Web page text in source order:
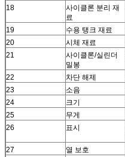
18
사이클론 분리 재
료
19 수용 탱크 재료
20
시체 재료
21
사이클론/실린더
밀봉
22 차단 해제
23
소음
24
크기
25
무게
26
표시
27
열 보호